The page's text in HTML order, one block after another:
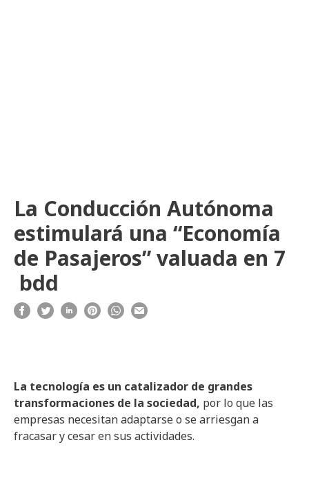
La Conducción Autónoma
estimulará una “Economía
de Pasajeros” valuada en 7
bdd
La tecnología es un catalizador de grandes
transformaciones de la sociedad, por lo que las
empresas necesitan adaptarse o se arriesgan a
fracasar y cesar en sus actividades.